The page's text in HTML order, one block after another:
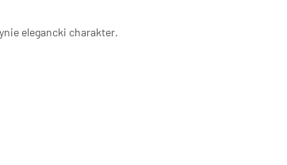
elegancki charakter.